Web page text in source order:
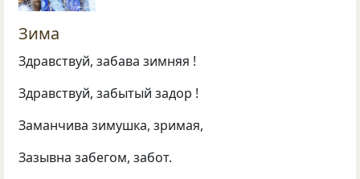
Зима
Здравствуй, забава зимняя !
Здравствуй, забытый задор !
Заманчива зимушка, зримая,
Зазывна забегом, забот.